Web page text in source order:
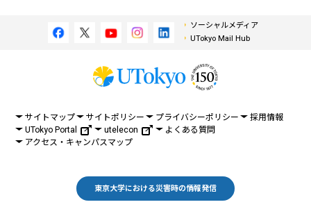
ソーシャルメディア
UTokyo Mail Hub
サイトマップ サイトポリシー プライバシーポリシー
採用情報
UTokyo Portal
utelecon
よくある質問
アクセス・キャンパスマップ
東京大学における災害時の情報発信